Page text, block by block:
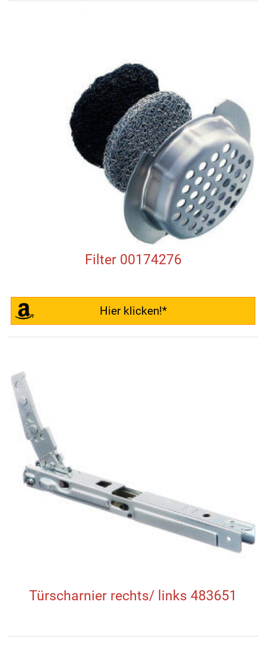
Filter 00174276
Hier klicken!*
Türscharnier rechts/ links 483651